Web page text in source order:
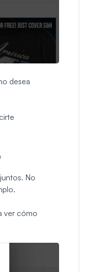
desea
juntos. No
ver cómo